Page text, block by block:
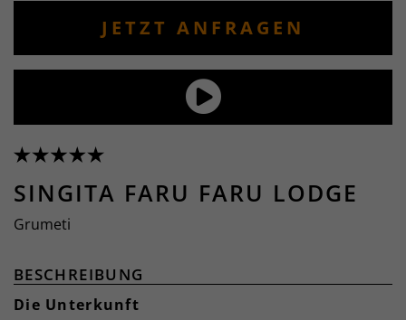
JETZT ANFRAGEN
SINGITA FARU FARU LODGE
Grumeti
BESCHREIBUNG
Die Unterkunft